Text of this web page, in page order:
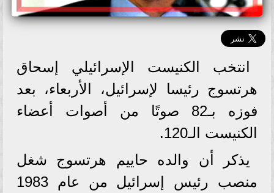
انتخب الكنيست الإسرائيلي إسحاق
هرتسوج رئيسا لإسرائيل، الأربعاء، بعد
فوزه بـ82 صوتًا من أصوات أعضاء
الكنيست الـ120.
يذكر أن والده حاييم هرتسوج شغل
منصب رئيس إسرائيل من عام 1983